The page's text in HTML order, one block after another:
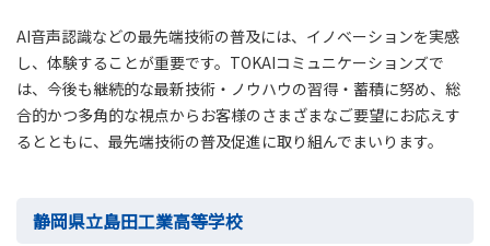
AI音声認識などの最先端技術の普及には、イノベーションを実感
し、体験することが重要です。TOKAIコミュニケーションズで
は、今後も継続的な最新技術・ノウハウの習得・蓄積に努め、総
合的かつ多角的な視点からお客様のさまざまなご要望にお応えす
るとともに、最先端技術の普及促進に取り組んでまいります。
静岡県立島田工業高等学校